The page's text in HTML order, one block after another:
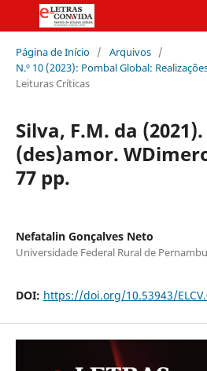
Página de Início / Arquivos /
N.º 10 (2023): Pombal Global:
Leituras Críticas
Silva, F.M. da
(des)amor.
77 pp.
Nefatalin Gonçalves Neto
Universidade Federal Rural de
DOI: https://doi.org/10.53943/